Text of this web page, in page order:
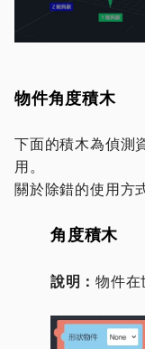
物件角度積木
下面的積木為偵測
用。
關於除錯的使用方
角度積木
說明： 物件在